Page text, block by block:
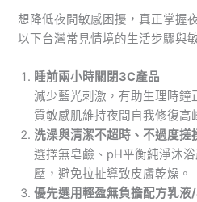
想降低夜間敏感困擾，真正掌握
以下台灣常見情境的生活步驟與
睡前兩小時關閉3C產品
減少藍光刺激，有助生理時鐘
質敏感肌維持夜間自我修復高
洗澡與清潔不超時、不過度搓
選擇無皂鹼、pH平衡純淨沐
壓，避免拉扯導致皮膚乾燥。
優先選用輕盈無負擔配方乳液